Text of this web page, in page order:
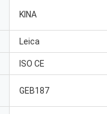
ΚΙΝΑ
Leica
ISO CE
GEB187